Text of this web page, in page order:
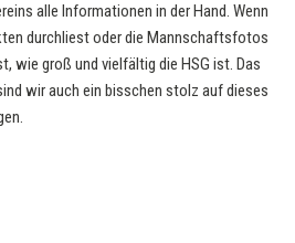
alle Informationen in der Hand. Wenn
durchliest oder die Mannschaftsfotos
wie groß und vielfältig die HSG ist. Das
wir auch ein bisschen stolz auf dieses